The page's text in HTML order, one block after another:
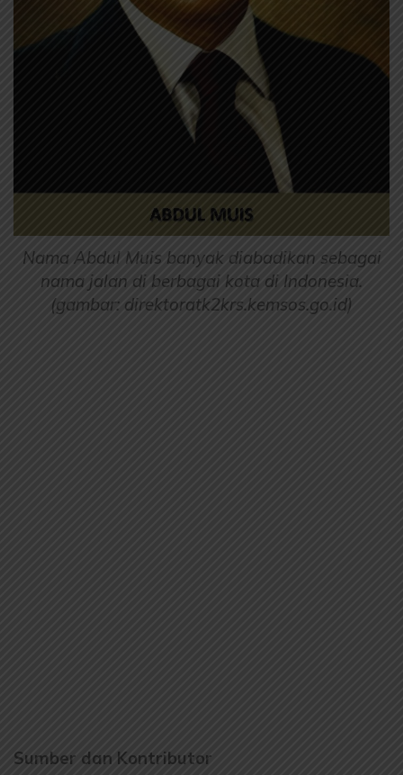
Nama Abdul Muis banyak diabadikan sebagai
nama jalan di berbagai kota di Indonesia.
(gambar: direktoratk2krs.kemsos.go.id)
Sumber dan Kontributor